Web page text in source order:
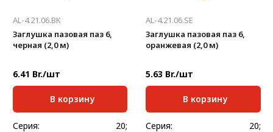
AL-4.21.06.BK
Заглушка пазовая паз 6,
черная (2,0 м)
6.41 Br./шт
В корзину
Серия:
20;
AL-4.21.06.SE
Заглушка пазовая паз 6,
оранжевая (2,0 м)
5.63 Br./шт
В корзину
Серия:
20;